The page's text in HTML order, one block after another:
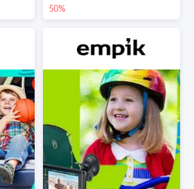
50%